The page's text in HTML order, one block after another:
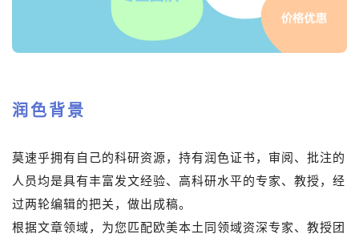
润色背景
莫速乎拥有自己的科研资源，持有润色证书，审阅、批注的
人员均是具有丰富发文经验、高科研水平的专家、教授，经
过两轮编辑的把关，做出成稿。
根据文章领域，为您匹配欧美本土同领域资深专家、教授团